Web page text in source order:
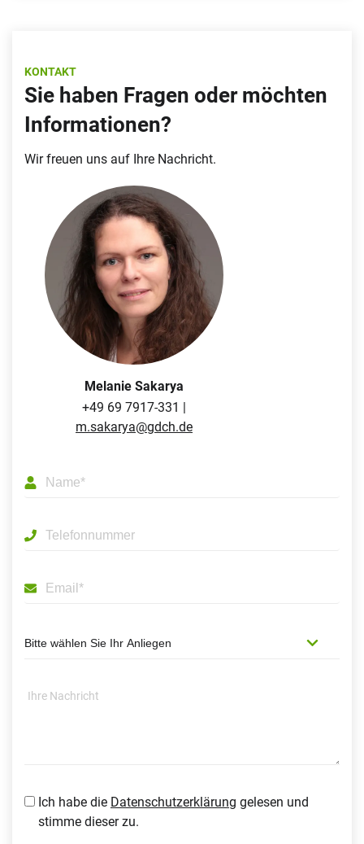
Ich habe die Datenschutzerklärung gelesen und
stimme dieser zu.
KONTAKT
Sie haben Fragen oder möchten
Informationen?
Wir freuen uns auf Ihre Nachricht.
Melanie Sakarya
+49 69 7917-331 |
m.sakarya@gdch.de